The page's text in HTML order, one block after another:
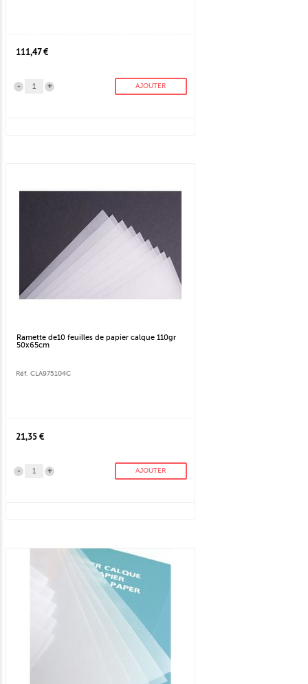
111,47 €
+
- AJOUTER
Ramette de10 feuilles de papier calque 110gr
50x65cm
Réf. CLA975104C
21,35 €
+
- AJOUTER